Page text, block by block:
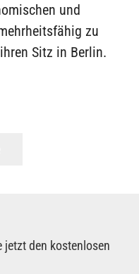
und
zu
Sitz in Berlin.
jetzt den kostenlosen